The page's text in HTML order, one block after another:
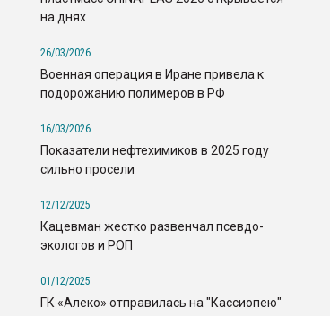
на днях
26/03/2026
Военная операция в Иране привела к
подорожанию полимеров в РФ
16/03/2026
Показатели нефтехимиков в 2025 году
сильно просели
12/12/2025
Кацевман жестко развенчал псевдо-
экологов и РОП
01/12/2025
ГК «Алеко» отправилась на "Кассиопею"